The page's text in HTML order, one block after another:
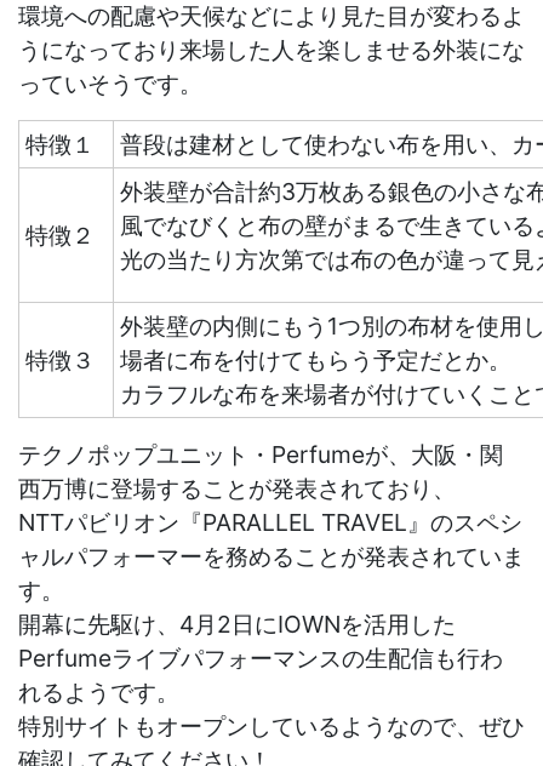
環境への配慮や天候などにより見た目が変わるよ
うになっており来場した人を楽しませる外装にな
っていそうです。
特徴１ 普段は建材として使わない布を用い、
特徴２
外装壁が合計約3万枚ある銀色の小さな
風でなびくと布の壁がまるで生きてい
光の当たり方次第では布の色が違って
特徴３
外装壁の内側にもう1つ別の布材を使用
場者に布を付けてもらう予定だとか。
カラフルな布を来場者が付けていくこ
テクノポップユニット・Perfumeが、大阪・関
西万博に登場することが発表されており、
NTTパビリオン『PARALLEL TRAVEL』のスペシ
ャルパフォーマーを務めることが発表されていま
す。
開幕に先駆け、4月2日にIOWNを活用した
Perfumeライブパフォーマンスの生配信も行わ
れるようです。
特別サイトもオープンしているようなので、ぜひ